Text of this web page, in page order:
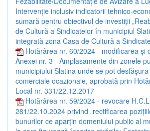
Intervenție inclusiv indicatorii tehnico-
sumară pentru obiectivul de investiții
de Cultură a Sindicatelor în municipiul
integrată zona Casa de Cultură a
Hotărârea nr. 60/2024 - modificarea și
Anexei nr. 3 - Amplasamente din zonele
municipiului Slatina unde se pot
comerciale ocazionale, aprobată prin
Local nr. 331/22.12.2017
Hotărârea nr. 59/2024 - revocare
281/22.10.2024 privind „rectificarea
bunurilor ce aparțin domeniului public al